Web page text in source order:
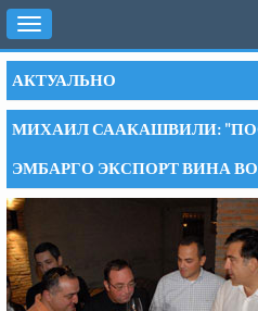
Toggle
navigation
АКТУАЛЬНО
МИХАИЛ СААКАШВИЛИ:
ЭМБАРГО ЭКСПОРТ ВИНА